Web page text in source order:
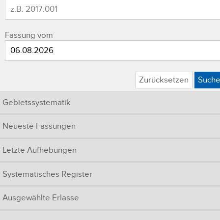
Fassung vom
Zurücksetzen
Gebietssystematik
Neueste Fassungen
Letzte Aufhebungen
Systematisches Register
Ausgewählte Erlasse